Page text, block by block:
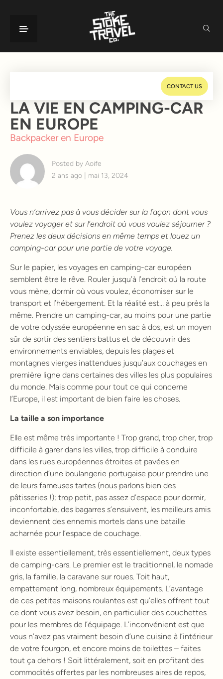
CONTACT US
LA VIE EN CAMPING-CAR
EN EUROPE
Backpacker en Europe
Posted by Aoife
2 ans ago | mai 13, 2024
Vous n’arrivez pas à vous décider sur la façon dont vous
voulez voyager et sur l’endroit où vous voulez séjourner ?
Prenez les deux décisions en même temps et louez un
camping-car pour une partie de votre voyage.
Sur le papier, les voyages en camping-car européen
semblent être le rêve. Rouler jusqu’à l’endroit où la route
vous mène, dormir où vous voulez, économiser sur le
transport et l’hébergement. Et la réalité est… à peu près la
même. Prendre un camping-car, au moins pour une partie
de votre odyssée européenne en sac à dos, est un moyen
sûr de sortir des sentiers battus et de découvrir des
environnements enviables, depuis les plages et
montagnes vierges inattendues jusqu’aux couchages en
première ligne dans certaines des villes les plus populaires
du monde. Mais comme pour tout ce qui concerne
l’Europe, il est important de bien faire les choses.
La taille a son importance
Elle est même très importante ! Trop grand, trop cher, trop
difficile à garer dans les villes, trop difficile à conduire
dans les rues européennes étroites et pavées en
direction d’une boulangerie portugaise pour prendre une
de leurs fameuses tartes (nous parlons bien des
pâtisseries !); trop petit, pas assez d’espace pour dormir,
inconfortable, des bagarres s’ensuivent, les meilleurs amis
deviennent des ennemis mortels dans une bataille
acharnée pour l’espace de couchage.
Il existe essentiellement, très essentiellement, deux types
de camping-cars. Le premier est le traditionnel, le nomade
gris, la famille, la caravane sur roues. Toit haut,
empattement long, nombreux équipements. L’avantage
de ces petites maisons roulantes est qu’elles offrent tout
ce dont vous avez besoin, en particulier des couchettes
pour les membres de l’équipage. L’inconvénient est que
vous n’avez pas vraiment besoin d’une cuisine à l’intérieur
de votre fourgon, et encore moins de toilettes – faites
tout ça dehors ! Soit littéralement, soit en profitant des
commodités offertes par les nombreuses aires de repos,